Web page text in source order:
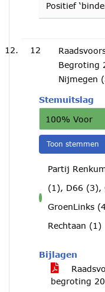
Positief
12
Begroting
Nijmegen
Stemuitslag
100% Voor
Toon stemmen
voor
Partij
(1), D66 (3),
GroenLinks
Rechtaan (1)
Bijlagen
begroting